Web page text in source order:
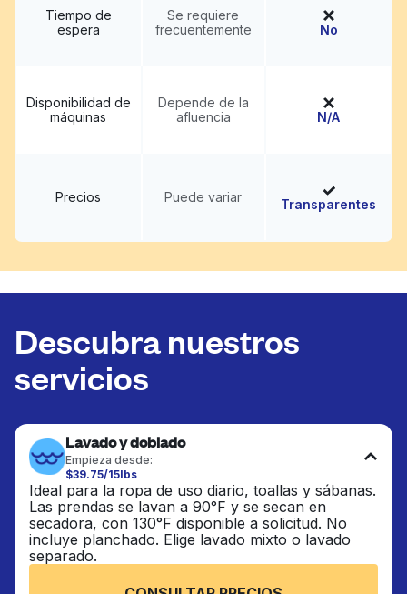
Tiempo de
espera
Se requiere
frecuentemente
No
Disponibilidad de
máquinas
Depende de la
afluencia
N/A
Precios Puede variar Transparentes
Descubra nuestros
servicios
Lavado y doblado
Empieza desde:
$39.75/15lbs
Ideal para la ropa de uso diario, toallas y sábanas.
Las prendas se lavan a 90°F y se secan en
secadora, con 130°F disponible a solicitud. No
incluye planchado. Elige lavado mixto o lavado
separado.